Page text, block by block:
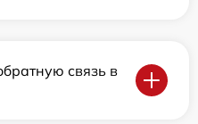
связь в